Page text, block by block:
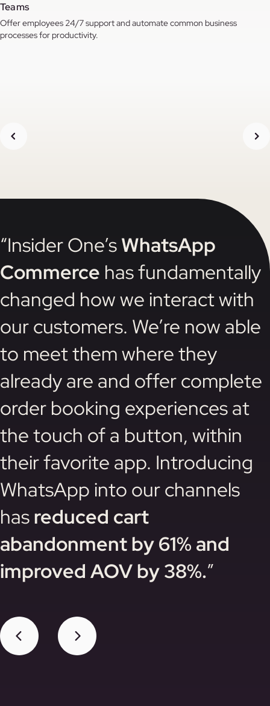
Teams
Offer employees 24/7 support and automate common business
processes for productivity.
“Insider One’sWhatsApp
Commerce has fundamentally
changed how we interact with
our customers. We’re now able
to meet them where they
already are and offer complete
order booking experiences at
the touch of a button, within
their favorite app. Introducing
WhatsApp into our channels
hasreduced cart
abandonment by 61% and
improved AOV by 38%.”